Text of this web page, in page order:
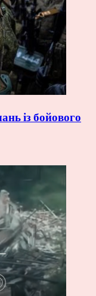
із бойового